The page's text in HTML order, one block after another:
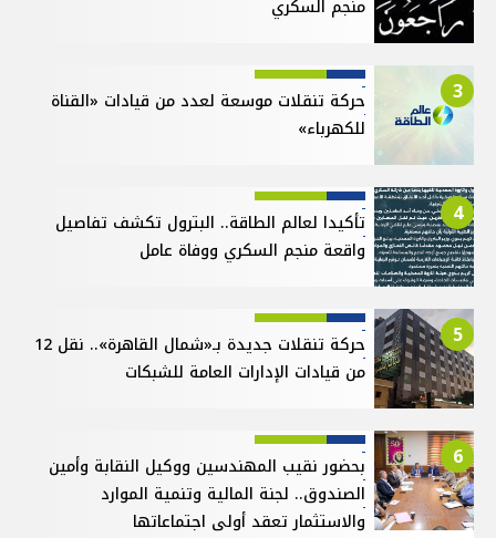
منجم السكري
3
حركة تنقلات موسعة لعدد من قيادات «القناة
للكهرباء»
4
تأكيدا لعالم الطاقة.. البترول تكشف تفاصيل
واقعة منجم السكري ووفاة عامل
5
حركة تنقلات جديدة بـ«شمال القاهرة».. نقل 12
من قيادات الإدارات العامة للشبكات
6
بحضور نقيب المهندسين ووكيل النقابة وأمين
الصندوق.. لجنة المالية وتنمية الموارد
والاستثمار تعقد أولى اجتماعاتها